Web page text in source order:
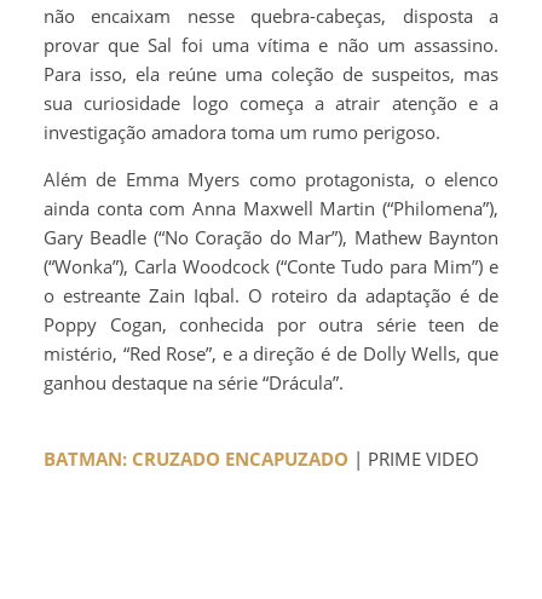
não encaixam nesse quebra-cabeças, disposta a
provar que Sal foi uma vítima e não um assassino.
Para isso, ela reúne uma coleção de suspeitos, mas
sua curiosidade logo começa a atrair atenção e a
investigação amadora toma um rumo perigoso.
Além de Emma Myers como protagonista, o elenco
ainda conta com Anna Maxwell Martin (“Philomena”),
Gary Beadle (“No Coração do Mar”), Mathew Baynton
(“Wonka”), Carla Woodcock (“Conte Tudo para Mim”) e
o estreante Zain Iqbal. O roteiro da adaptação é de
Poppy Cogan, conhecida por outra série teen de
mistério, “Red Rose”, e a direção é de Dolly Wells, que
ganhou destaque na série “Drácula”.
BATMAN: CRUZADO ENCAPUZADO | PRIME VIDEO